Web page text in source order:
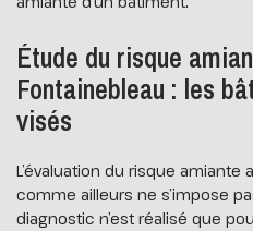
Étude du risque
Fontainebleau : les
visés
L’évaluation du risque amiante
comme ailleurs ne s’impose
diagnostic n’est réalisé que